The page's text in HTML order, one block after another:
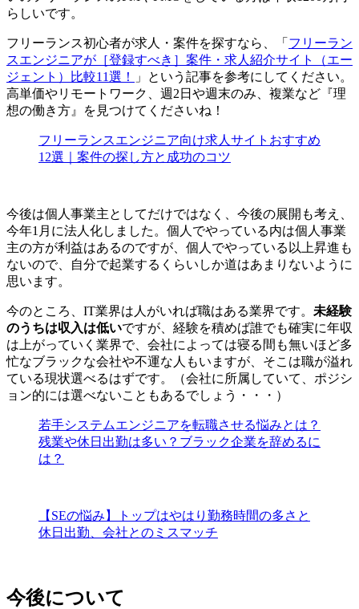
らしいです。
フリーランス初心者が求人・案件を探すなら、「 フリーラン
スエンジニアが［登録すべき］案件・求人紹介サイト（エー
ジェント）比較11選！
」という記事を参考にしてください。
高単価やリモートワーク、週2日や週末のみ、複業など『理
想の働き方』を見つけてくださいね！
フリーランスエンジニア向け求人サイトおすすめ
12選｜案件の探し方と成功のコツ
今後は個人事業主としてだけではなく、今後の展開も考え、
今年1月に法人化しました。個人でやっている内は個人事業
主の方が利益はあるのですが、個人でやっている以上昇進も
ないので、自分で起業するくらいしか道はあまりないように
思います。
今のところ、IT業界は人がいれば職はある業界です。 未経験
のうちは収入は低いですが、経験を積めば誰でも確実に年収
は上がっていく業界で、会社によっては寝る間も無いほど多
忙なブラックな会社や不運な人 もいますが、そこは職が溢れ
ている現状選べるはずです。（会社に所属していて、ポジシ
ョン的には選べないこともあるでしょう・・・）
若手システムエンジニアを転職させる悩みとは？
残業や休日出勤は多い？ブラック企業を辞めるに
は？
【SEの悩み】トップはやはり勤務時間の多さと
休日出勤、会社とのミスマッチ
今後について